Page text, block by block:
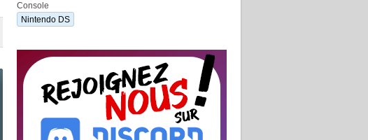
Console
Nintendo DS